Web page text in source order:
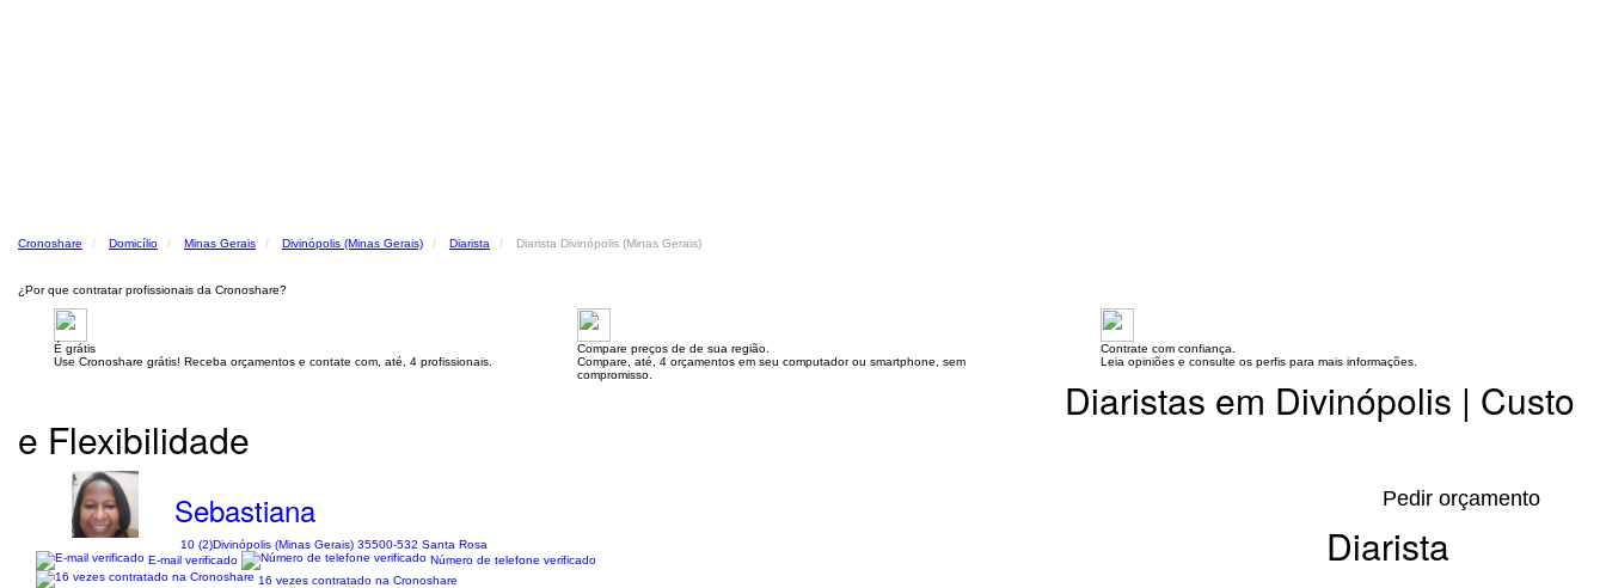
Cronoshare Domicílio Minas Gerais Divinópolis (Minas Gerais) Diarista Diarista Divinópolis (Minas Gerais)
¿Por que contratar profissionais da Cronoshare?
É grátis
Use Cronoshare grátis! Receba orçamentos e contate com, até, 4 profissionais.
Compare preços de de sua região.
Compare, até, 4 orçamentos em seu computador ou smartphone, sem
compromisso.
Contrate com confiança.
Leia opiniões e consulte os perfis para mais informações.
Diaristas em Divinópolis | Custo
e Flexibilidade
Sebastiana
10 (2)Divinópolis (Minas Gerais) 35500-532 Santa Rosa
E-mail verificado
Número de telefone verificado
16 vezes contratado na Cronoshare
Pedir orçamento
Diarista